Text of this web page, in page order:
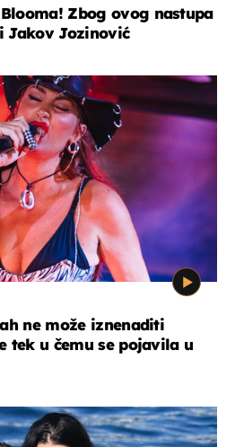
Zbog ovog nastupa
Jakov Jozinović
ne može iznenaditi
tek u čemu se pojavila u